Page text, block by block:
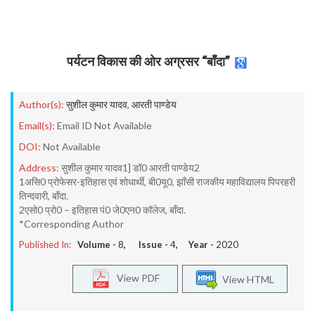
पर्यटन विकास की ओर अग्रसर “बाँदा”
Author(s): सुशील कुमार यादव, आरती पाण्डेय
Email(s): Email ID Not Available
DOI: Not Available
Address: सुशील कुमार यादव1] डॉ0 आरती पाण्डेय2
1असि0 प्रोफेसर-इतिहास एवं शोधार्थी, बी0यू0, झाँसी राजकीय महाविद्यालय पिपरहरी
तिन्दवारी, बाँदा.
2एसो0 प्रो0 – इतिहास पं0 जे0एन0 कॉलेज, बाँदा.
*Corresponding Author
Published In: Volume - 8, Issue - 4, Year - 2020
View HTML
View PDF